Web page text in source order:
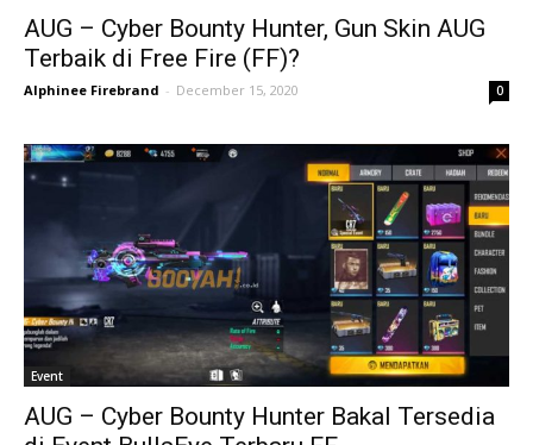
AUG – Cyber Bounty Hunter, Gun Skin AUG
Terbaik di Free Fire (FF)?
Alphinee Firebrand - December 15, 2020 0
Event
AUG – Cyber Bounty Hunter Bakal Tersedia